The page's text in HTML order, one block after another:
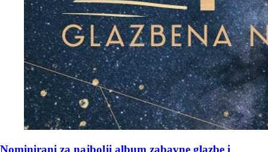
Nominirani za najbolji album zabavne glazbe i